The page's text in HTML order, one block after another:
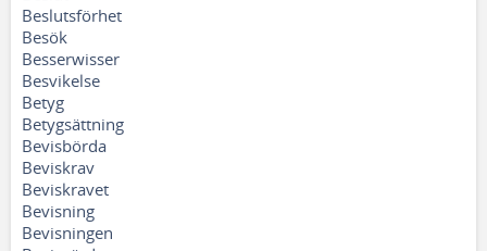
Beslutsförhet
Besök
Besserwisser
Besvikelse
Betyg
Betygsättning
Bevisbörda
Beviskrav
Beviskravet
Bevisning
Bevisningen